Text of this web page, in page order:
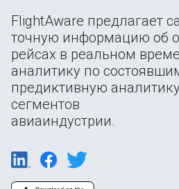
FlightAware предлагает
точную информацию об
рейсах в реальном
аналитику по
предиктивную
сегментов
авиаиндустрии.